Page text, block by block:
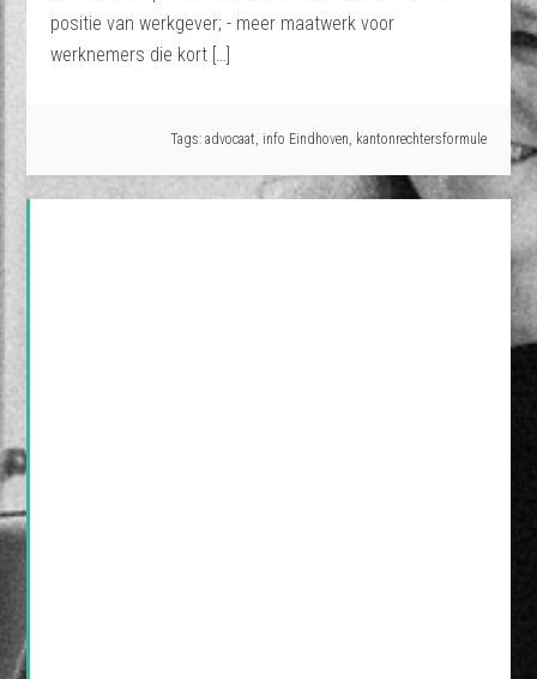
positie van werkgever; - meer maatwerk voor
werknemers die kort […]
Tags: advocaat, info Eindhoven, kantonrechtersformule